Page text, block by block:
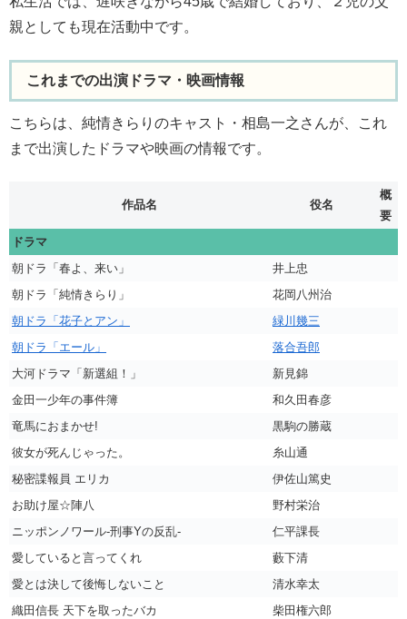
親としても現在活動中です。
これまでの出演ドラマ・映画情報
こちらは、純情きらりのキャスト・相島一之さんが、これ
まで出演したドラマや映画の情報です。
作品名 役名
概
要
ドラマ
朝ドラ「春よ、来い」
井上忠
朝ドラ「純情きらり」
花岡八州治
朝ドラ「花子とアン」
緑川幾三
朝ドラ「エール」
落合吾郎
大河ドラマ「新選組！」
新見錦
金田一少年の事件簿
和久田春彦
竜馬におまかせ!
黒駒の勝蔵
彼女が死んじゃった。
糸山通
秘密諜報員 エリカ
伊佐山篤史
お助け屋☆陣八
野村栄治
ニッポンノワール-刑事Yの反乱-
仁平課長
愛していると言ってくれ
藪下清
愛とは決して後悔しないこと
清水幸太
織田信長 天下を取ったバカ
柴田権六郎